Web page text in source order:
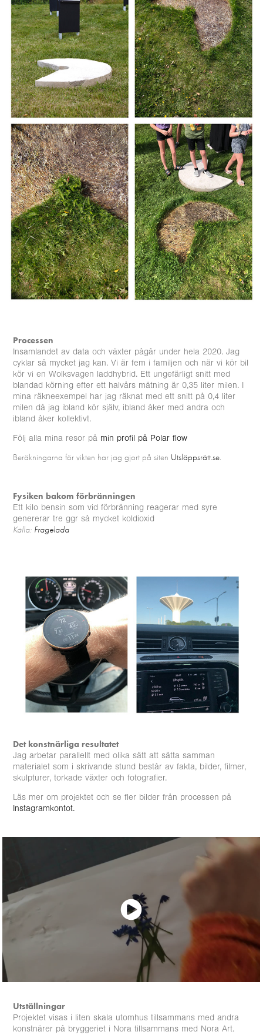
Processen
Insamlandet av data och växter pågår under hela 2020. Jag
cyklar så mycket jag kan. Vi är fem i familjen och när vi kör bil
kör vi en Wolksvagen laddhybrid. Ett ungefärligt snitt med
blandad körning efter ett halvårs mätning är 0,35 liter milen. I
mina räkneexempel har jag räknat med ett snitt på 0,4 liter
milen då jag ibland kör själv, ibland åker med andra och
ibland åker kollektivt.
Följ alla mina resor på min profil på Polar flow
Beräkningarna för vikten har jag gjort på siten Utsläppsrätt.se.
Fysiken bakom förbränningen
Ett kilo bensin som vid förbränning reagerar med syre
genererar tre ggr så mycket koldioxid
Källa: Fragelada
Det konstnärliga resultatet
Jag arbetar parallellt med olika sätt att sätta samman
materialet som i skrivande stund består av fakta, bilder, filmer,
skulpturer, torkade växter och fotografier.
Läs mer om projektet och se fler bilder från processen på
Instagramkontot.
Utställningar
Projektet visas i liten skala utomhus tillsammans med andra
konstnärer på bryggeriet i Nora tillsammans med Nora Art.